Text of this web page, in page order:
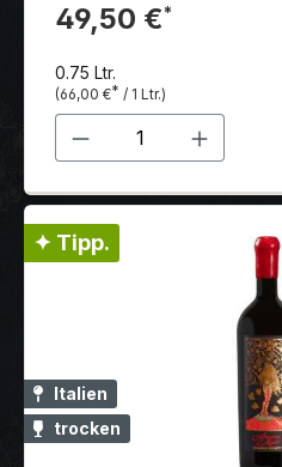
49,50 €*
0.75 Ltr.
(66,00 €* / 1 Ltr.)
Produkt Anzahl:
✦ Tipp.
Italien
trocken